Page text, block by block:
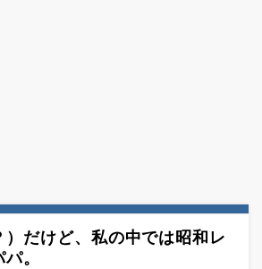
）だけど、私の中では昭和レ
。